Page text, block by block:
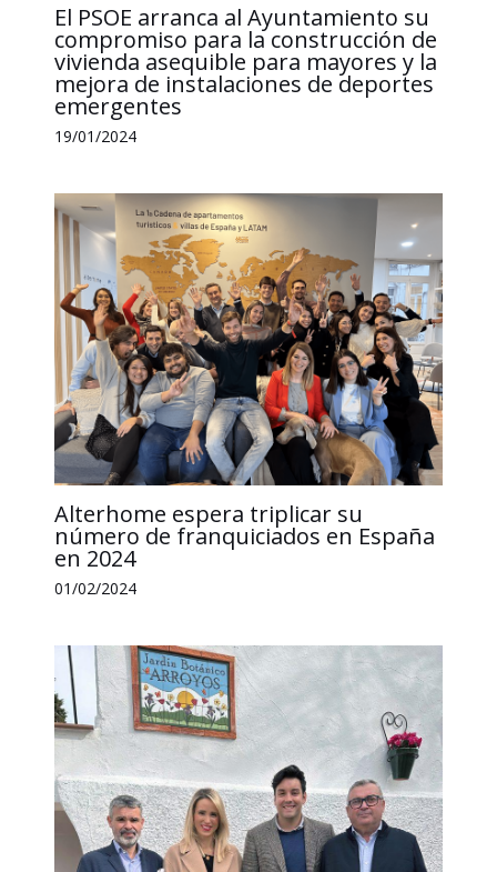
El PSOE arranca al Ayuntamiento su
compromiso para la construcción de
vivienda asequible para mayores y la
mejora de instalaciones de deportes
emergentes
19/01/2024
Alterhome espera triplicar su
número de franquiciados en España
en 2024
01/02/2024